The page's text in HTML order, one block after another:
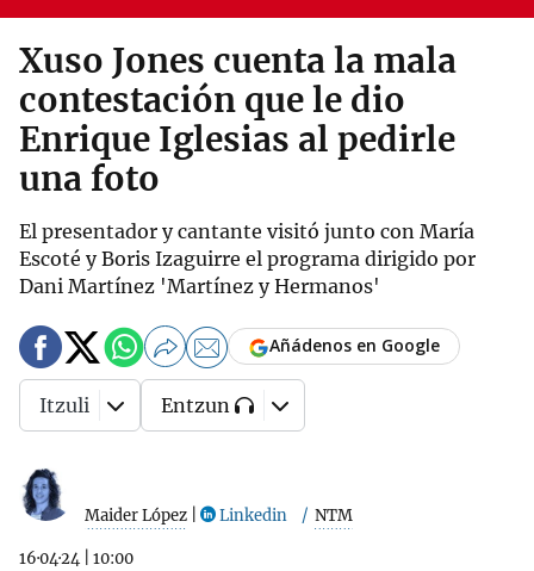
Xuso Jones cuenta la mala
contestación que le dio
Enrique Iglesias al pedirle
una foto
El presentador y cantante visitó junto con María
Escoté y Boris Izaguirre el programa dirigido por
Dani Martínez 'Martínez y Hermanos'
Maider López Linkedin NTM
16·04·24 10:00
Añádenos en Google
Itzuli Entzun